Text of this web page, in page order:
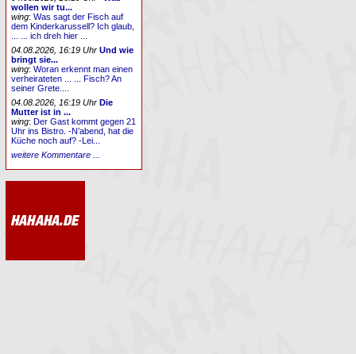
wollen wir tu...
wing:Was sagt der Fisch auf
dem Kinderkarussell? Ich glaub,
... ... ich dreh hier ...
04.08.2026, 16:19 Uhr Und wie
bringt sie...
wing:Woran erkennt man einen
verheirateten ... ... Fisch? An
seiner Grete....
04.08.2026, 16:19 Uhr Die
Mutter ist in ...
wing:Der Gast kommt gegen 21
Uhr ins Bistro. -N’abend, hat die
Küche noch auf? -Lei...
weitere Kommentare ...